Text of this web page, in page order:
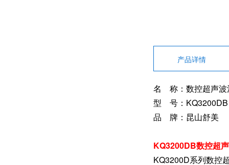
产品详情
名 称：数控超声波
型 号：KQ3200DB
品 牌：昆山舒美
KQ3200DB数控超
KQ3200D系列数控